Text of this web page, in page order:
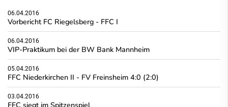
06.04.2016
Vorbericht FC Riegelsberg - FFC I
06.04.2016
VIP-Praktikum bei der BW Bank Mannheim
05.04.2016
FFC Niederkirchen II - FV Freinsheim 4:0 (2:0)
03.04.2016
FFC siegt im Spitzenspiel